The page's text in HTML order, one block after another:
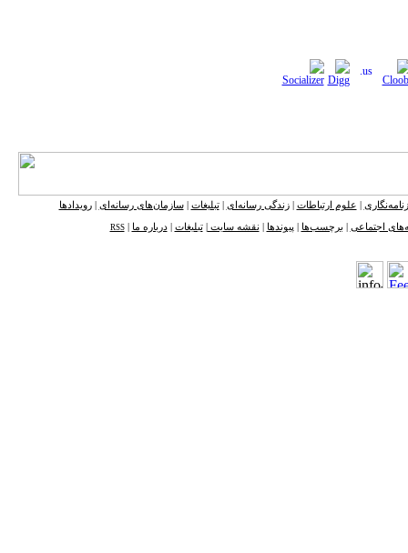
علوم ارتباطات |زندگی رسانه‌ای |تبلیغات سازمان‌های رسانه‌ای |رویدادها
اجتماعی برچسب‌ها پیوندها نقشه ‌سایت تبلیغات |درباره ما |
RSS